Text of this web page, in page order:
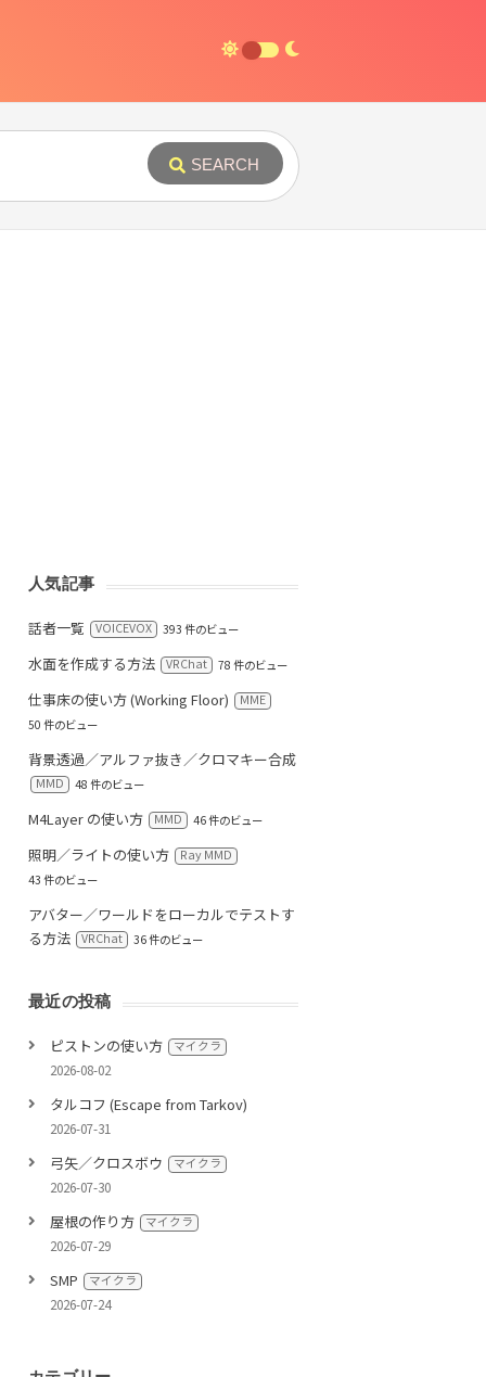
SEARCH
人気記事
話者一覧 VOICEVOX 393 件のビュー
水面を作成する方法 VRChat 78 件のビュー
仕事床の使い方 (Working Floor)
MME
50 件のビュー
背景透過／アルファ抜き／クロマキー合成
MMD 48 件のビュー
M4Layer の使い方 MMD 46 件のビュー
照明／ライトの使い方
Ray MMD
43 件のビュー
アバター／ワールドをローカルでテストす
る方法
VRChat 36 件のビュー
最近の投稿
ピストンの使い方 マイクラ
2026-08-02
タルコフ (Escape from Tarkov)
2026-07-31
弓矢／クロスボウ マイクラ
2026-07-30
屋根の作り方 マイクラ
2026-07-29
SMP マイクラ
2026-07-24